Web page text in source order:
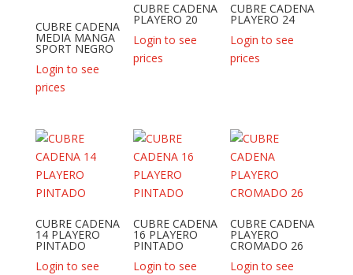
CUBRE CADENA
MEDIA MANGA
SPORT NEGRO
Login to see
prices
CUBRE CADENA
PLAYERO 20
Login to see
prices
CUBRE CADENA
PLAYERO 24
Login to see
prices
CUBRE CADENA
14 PLAYERO
PINTADO
Login to see
CUBRE CADENA
16 PLAYERO
PINTADO
Login to see
CUBRE CADENA
PLAYERO
CROMADO 26
Login to see